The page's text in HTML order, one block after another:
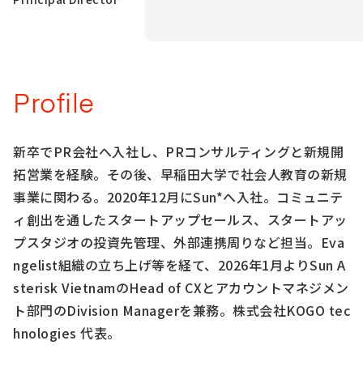
コーポレート・ガバナンス
株式情報
IRお問い合わせ
新卒採用Entry
Profile
新卒でPR会社へ入社し、PRコンサルティングと新規開
拓営業を経験。その後、早稲田大学で社会人教育の新規
事業に関わる。2020年12月にSun*へ入社。コミュニテ
ィ創出を通したスタートアップセールス、スタートアッ
プスタジオの投資先管理、外部連携周りなど担当。Eva
ngelist組織の立ち上げ等を経て、2026年1月よりSun A
sterisk VietnamのHead of CXとアカウントマネジメン
ト部門のDivision Managerを兼務。株式会社KOGO tec
hnologies 代表。